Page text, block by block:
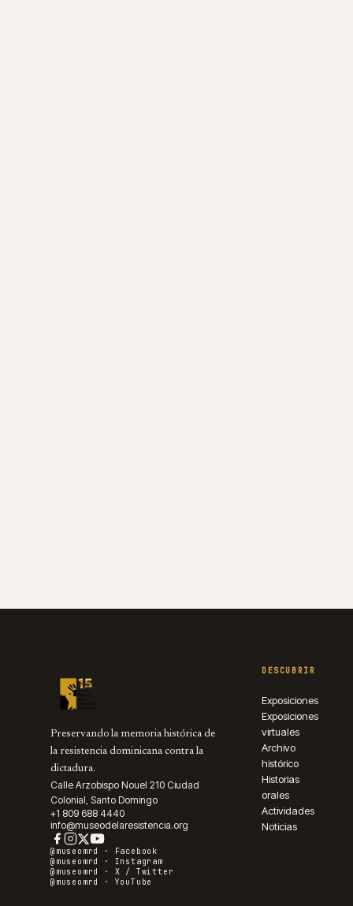
Preservando la memoria histórica de
la resistencia dominicana contra la
dictadura.
Calle Arzobispo Nouel 210 Ciudad
Colonial, Santo Domingo
+1 809 688 4440
info@museodelaresistencia.org
@museomrd ·
Facebook
@museomrd · Instagram
@museomrd · X / Twitter
@museomrd · YouTube
DESCUBRIR
Exposiciones
Exposiciones
virtuales
Archivo
histórico
Historias
orales
Actividades
Noticias